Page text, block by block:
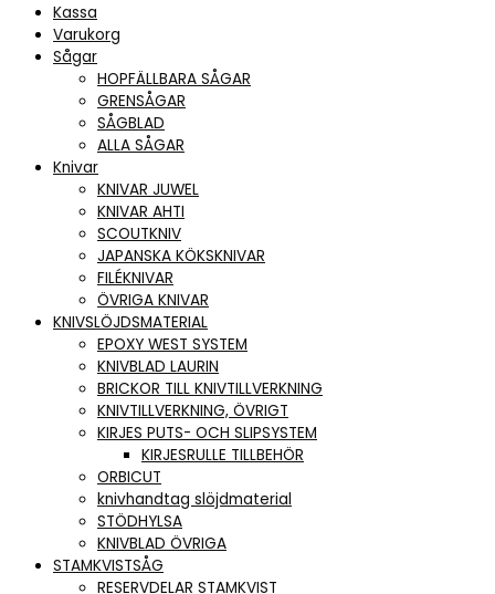
Kassa
Varukorg
Sågar
HOPFÄLLBARA SÅGAR
GRENSÅGAR
SÅGBLAD
ALLA SÅGAR
Knivar
KNIVAR JUWEL
KNIVAR AHTI
SCOUTKNIV
JAPANSKA KÖKSKNIVAR
FILÉKNIVAR
ÖVRIGA KNIVAR
KNIVSLÖJDSMATERIAL
EPOXY WEST SYSTEM
KNIVBLAD LAURIN
BRICKOR TILL KNIVTILLVERKNING
KNIVTILLVERKNING, ÖVRIGT
KIRJES PUTS- OCH SLIPSYSTEM
KIRJESRULLE TILLBEHÖR
ORBICUT
knivhandtag slöjdmaterial
STÖDHYLSA
KNIVBLAD ÖVRIGA
STAMKVISTSÅG
RESERVDELAR STAMKVIST